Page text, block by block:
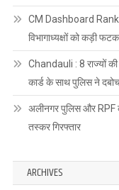
CM Dashboard
विभागाध्यक्षों को कड़ी
Chandauli : 8 राज्यों की
कार्ड के साथ पुलिस ने
अलीनगर पुलिस और RPF
तस्कर गिरफ्तार
ARCHIVES